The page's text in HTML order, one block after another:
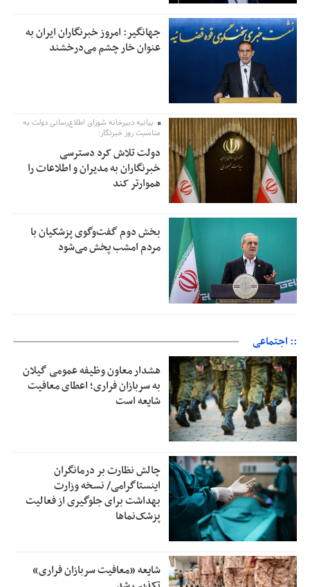
جهانگیر: امروز خبرنگاران ایران به
عنوان خار چشم می‌درخشند
بیانیه دبیرخانه شورای اطلاع‌رسانی دولت به
مناسبت روز خبرنگار:
دولت تلاش کرد دسترسی
خبرنگاران به مدیران و اطلاعات را
هموارتر کند
بخش دوم گفت‌وگوی پزشکیان با
مردم امشب پخش می‌شود
:: اجتماعی
هشدار معاون وظیفه عمومی گیلان
به سربازان فراری؛ اعطای معافیت
شایعه است
چالش نظارت بر درمانگران
اینستاگرامی/ نسخه وزارت
بهداشت برای جلوگیری از فعالیت
پزشک‌نماها
شایعه «معافیت سربازان فراری»